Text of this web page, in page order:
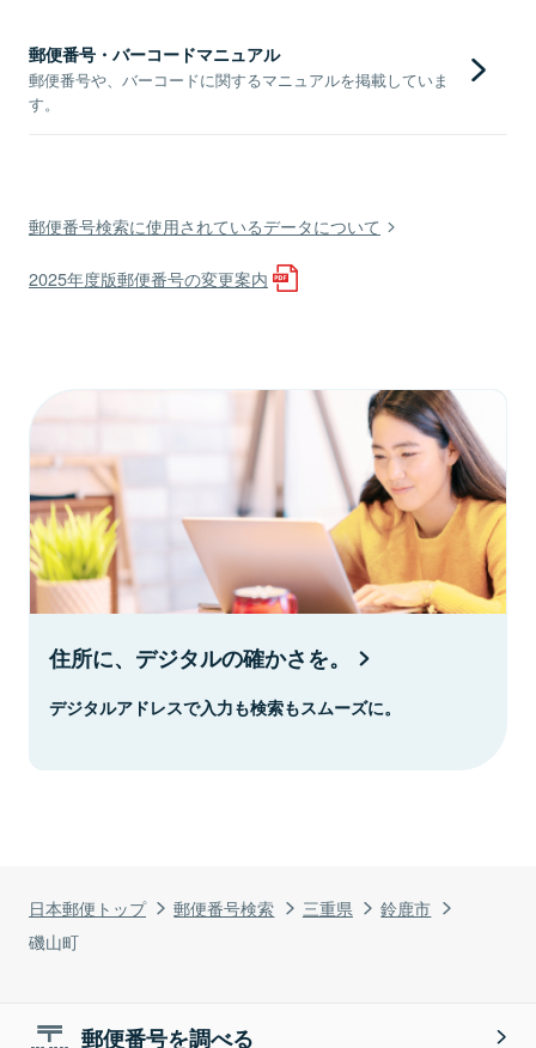
日本郵便トップ 郵便番号検索 三重県
鈴鹿市
磯山町
郵便番号・バーコードマニュアル
郵便番号や、バーコードに関するマニュアルを掲載していま
す。
郵便番号検索に使用されているデータについて
2025年度版郵便番号の変更案内
住所に、デジタルの確かさを。
デジタルアドレスで入力も検索もスムーズに。
郵便番号を調べる